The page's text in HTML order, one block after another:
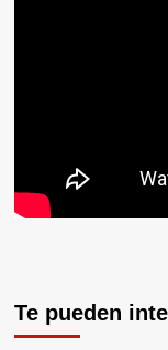
Te pueden